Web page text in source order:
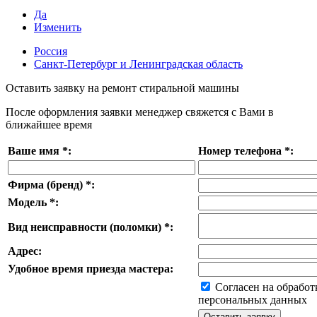
Да
Изменить
Россия
Санкт-Петербург и Ленинградская область
Оставить заявку на ремонт стиральной машины
После оформления заявки менеджер свяжется с Вами в
ближайшее время
Ваше имя *: Номер телефона *:
Фирма (бренд) *:
Модель *:
Вид неисправности (поломки) *:
Адрес:
Удобное время приезда мастера:
Согласен на
персональных данных